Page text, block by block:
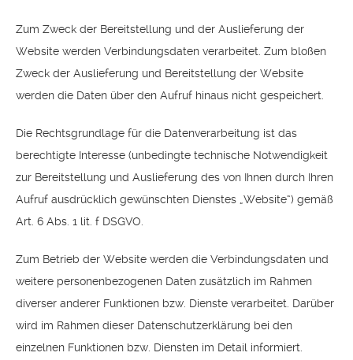
Zum Zweck der Bereitstellung und der Auslieferung der
Website werden Verbindungsdaten verarbeitet. Zum bloßen
Zweck der Auslieferung und Bereitstellung der Website
werden die Daten über den Aufruf hinaus nicht gespeichert.
Die Rechtsgrundlage für die Datenverarbeitung ist das
berechtigte Interesse (unbedingte technische Notwendigkeit
zur Bereitstellung und Auslieferung des von Ihnen durch Ihren
Aufruf ausdrücklich gewünschten Dienstes „Website“) gemäß
Art. 6 Abs. 1 lit. f DSGVO.
Zum Betrieb der Website werden die Verbindungsdaten und
weitere personenbezogenen Daten zusätzlich im Rahmen
diverser anderer Funktionen bzw. Dienste verarbeitet. Darüber
wird im Rahmen dieser Datenschutzerklärung bei den
einzelnen Funktionen bzw. Diensten im Detail informiert.